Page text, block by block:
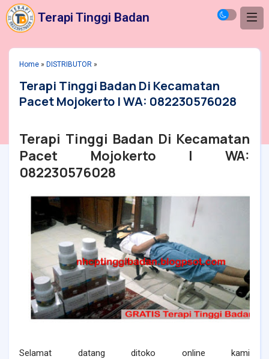
Terapi Tinggi Badan
Home » DISTRIBUTOR »
Terapi Tinggi Badan Di Kecamatan
Pacet Mojokerto | WA: 082230576028
Terapi Tinggi Badan Di Kecamatan
Pacet Mojokerto | WA:
082230576028
Selamat datang ditoko online kami